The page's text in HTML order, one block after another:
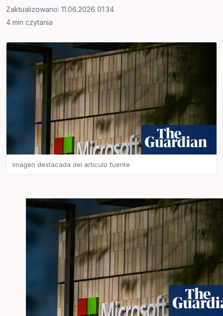
Zaktualizowano: 11.06.2026 01:34
4 min czytania
Imagen destacada del articulo fuente